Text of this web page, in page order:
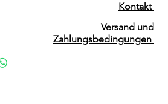
Kontakt
Versand und
Zahlungsbedingungen